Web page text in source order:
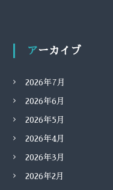
アーカイブ
2026年7月
2026年6月
2026年5月
2026年4月
2026年3月
2026年2月